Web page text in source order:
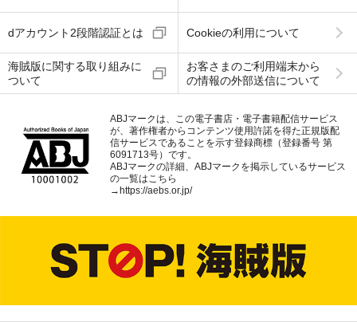
dアカウント2段階認証とは Cookieの利用について
海賊版に関する取り組みに
ついて
お客さまのご利用端末から
の情報の外部送信について
ABJマークは、この電子書店・電子書籍配信サービス
が、著作権者からコンテンツ使用許諾を得た正規版配
信サービスであることを示す登録商標（登録番号 第
6091713号）です。
ABJマークの詳細、ABJマークを掲示しているサービス
の一覧はこちら
→ https://aebs.or.jp/